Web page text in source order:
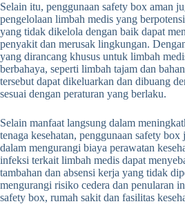
Selain itu, penggunaan safety box aman
pengelolaan limbah medis yang
yang tidak dikelola dengan baik dapat
penyakit dan merusak lingkungan.
yang dirancang khusus untuk limbah
berbahaya, seperti limbah tajam dan
tersebut dapat dikeluarkan dan dibuang
sesuai dengan peraturan yang berlaku.
Selain manfaat langsung dalam
tenaga kesehatan, penggunaan safety
dalam mengurangi biaya perawatan
infeksi terkait limbah medis dapat
tambahan dan absensi kerja yang tidak
mengurangi risiko cedera dan penularan
safety box, rumah sakit dan fasilitas